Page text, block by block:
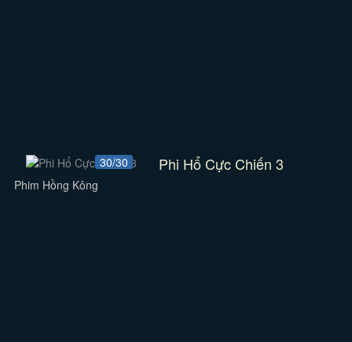
30/30 Phi Hổ Cực Chiến 3
Phim Hồng Kông